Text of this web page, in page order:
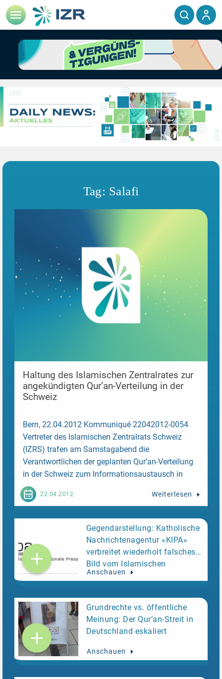
Tag: Salafi
Haltung des Islamischen Zentralrates zur
angekündigten Qur’an-Verteilung in der
Schweiz
Bern, 22.04.2012 Kommuniqué 22042012-0054
Vertreter des Islamischen Zentralrats Schweiz
(IZRS) trafen am Samstagabend die
Verantwortlichen der geplanten Qur’an-Verteilung
in der Schweiz zum Informationsaustausch in
Zürich. Der Islamische Zentralrat geht im
Nachgang an das Gespräch davon aus, dass die
organisiert sind und einzig im Rahmen von
bewilligten Informationsständen Qur’an-Exemplare
an interessierte Passanten auszuhändigen
gedenken. Die Exemplare entsprechen der
bekannten Übersetzung von Muhammad Ibn
Ergänzungen, die auf eine spezifische
Auslegeordnung oder Ideologie verweisen würden.
Kavallerie bleibt in den KasernenEine ähnlich
überhitzte Debatte wie in Deutschland wünscht
sich der Islamische Zentralrat in der Schweiz
nicht. Er unterstreicht, dass es in einem
22.04.2012 Weiterlesen
Gegendarstellung: Katholische
Nachrichtenagentur «KIPA»
verbreitet wiederholt falsches
Bild vom Islamischen
Zentralrat
Anschauen
Grundrechte vs. öffentliche
Meinung: Der Qur’an-Streit in
Deutschland eskaliert
Anschauen